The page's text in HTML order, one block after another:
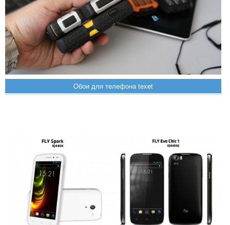
Обои для телефона texet